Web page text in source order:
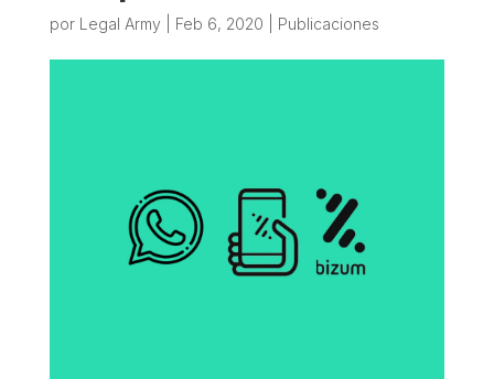
por Legal Army Feb 6, 2020 Publicaciones